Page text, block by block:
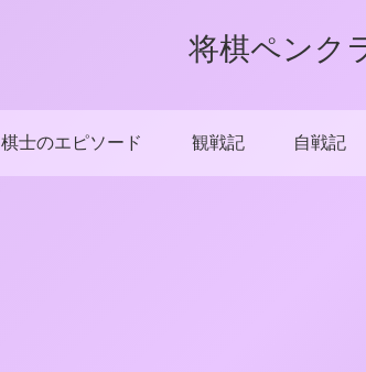
将棋ペンク
棋士のエピソード 観戦記 自戦記